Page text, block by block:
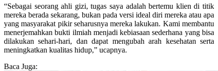
“Sebagai seorang ahli gizi, tugas saya adalah bertemu klien di titik
mereka berada sekarang, bukan pada versi ideal diri mereka atau apa
yang masyarakat pikir seharusnya mereka lakukan. Kami membantu
menerjemahkan bukti ilmiah menjadi kebiasaan sederhana yang bisa
dilakukan sehari-hari, dan dapat mengubah arah kesehatan serta
meningkatkan kualitas hidup,” ucapnya.
Baca Juga: